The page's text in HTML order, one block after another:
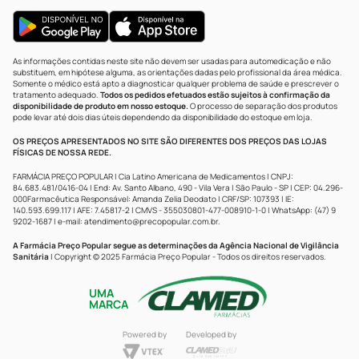
As informações contidas neste site não devem ser usadas para automedicação e não
substituem, em hipótese alguma, as orientações dadas pelo profissional da área médica.
Somente o médico está apto a diagnosticar qualquer problema de saúde e prescrever o
tratamento adequado. Todos os pedidos efetuados estão sujeitos à confirmação da
disponibilidade de produto em nosso estoque.O processo de separação dos produtos
pode levar até dois dias úteis dependendo da disponibilidade do estoque em loja.
OS PREÇOS APRESENTADOS NO SITE SÃO DIFERENTES DOS PREÇOS DAS LOJAS
FÍSICAS DE NOSSA REDE.
FARMÁCIA PREÇO POPULAR | Cia Latino Americana de Medicamentos | CNPJ:
84.683.481/0416-04 | End: Av. Santo Albano, 490 - Vila Vera | São Paulo - SP | CEP: 04.296-
000Farmacêutica Responsável: Amanda Zelia Deodato | CRF/SP: 107393 | IE:
140.593.699.117 | AFE: 7.45817-2 | CMVS - 355030801-477-008910-1-0 | WhatsApp: (47) 9
9202-1687 | e-mail: atendimento@precopopular.com.br.
A Farmácia Preço Popular segue as determinações da Agência Nacional de Vigilância
Sanitária | Copyright © 2025 Farmácia Preço Popular - Todos os direitos reservados.
UMA
MARCA
Powered by Developed by